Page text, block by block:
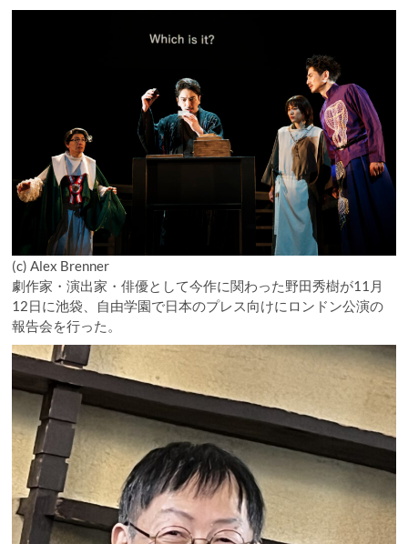
(c) Alex Brenner
劇作家・演出家・俳優として今作に関わった野田秀樹が11月
12日に池袋、自由学園で日本のプレス向けにロンドン公演の
報告会を行った。